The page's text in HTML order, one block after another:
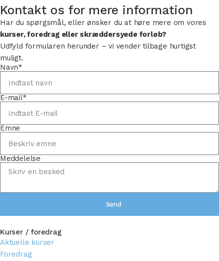
Kontakt os for mere information
Har du spørgsmål, eller ønsker du at høre mere om vores
kurser, foredrag eller skræddersyede forløb?
Udfyld formularen herunder – vi vender tilbage hurtigst
muligt.
Navn*
E-mail*
Emne
Meddelelse
Send
Kurser / foredrag
Aktuelle kurser
Foredrag